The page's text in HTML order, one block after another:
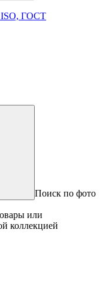
ISO, ГОСТ
Поиск по фото
или
коллекцией